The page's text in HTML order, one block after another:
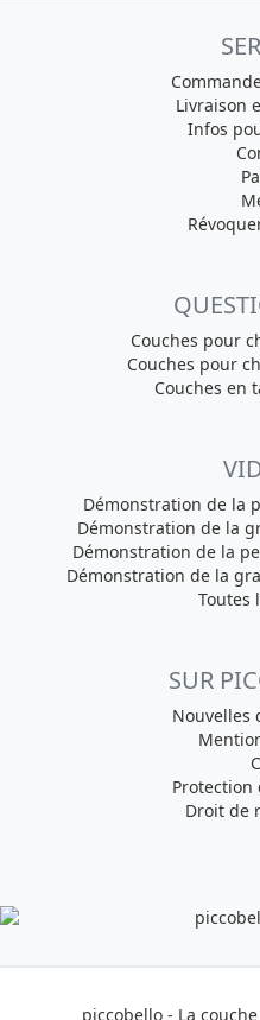
Livraison
Infos
Couches pour
Couches pour
Couches en
Démonstration de la
Démonstration de la
Démonstration de la
Démonstration de la
Toutes
SUR
Nouvelles
Protection
Droit de
piccobello - La